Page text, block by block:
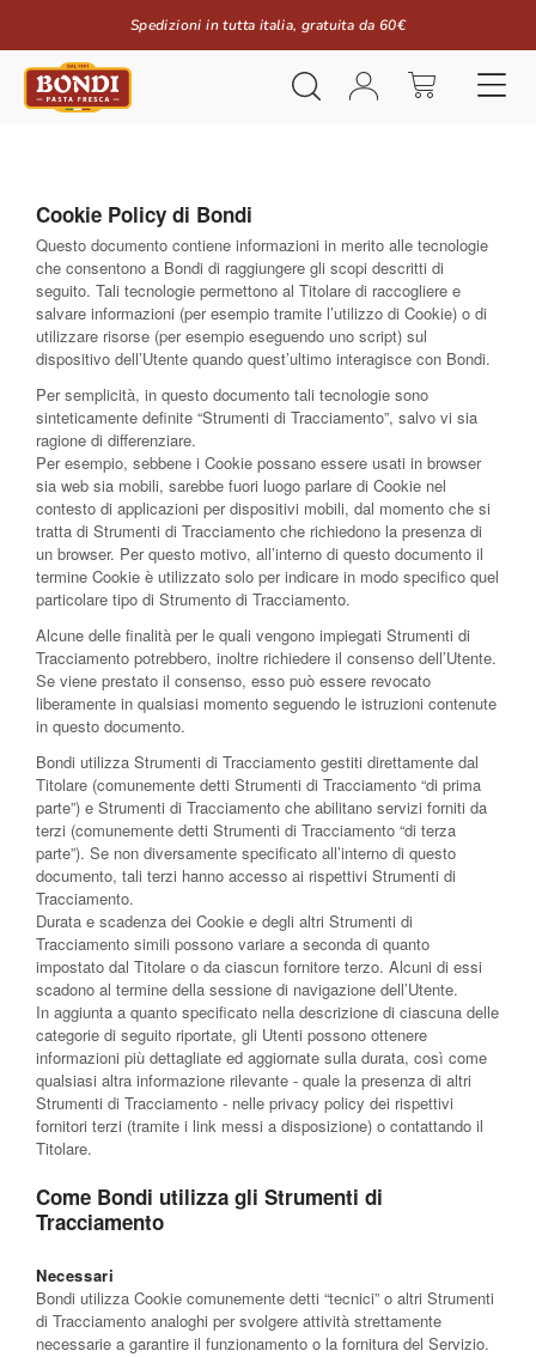
Spedizioni in tutta italia, gratuita da 60€
Cookie Policy di Bondi
Questo documento contiene informazioni in merito alle tecnologie
che consentono a Bondi di raggiungere gli scopi descritti di
seguito. Tali tecnologie permettono al Titolare di raccogliere e
salvare informazioni (per esempio tramite l’utilizzo di Cookie) o di
utilizzare risorse (per esempio eseguendo uno script) sul
dispositivo dell’Utente quando quest’ultimo interagisce con Bondi.
Per semplicità, in questo documento tali tecnologie sono
sinteticamente definite “Strumenti di Tracciamento”, salvo vi sia
ragione di differenziare.
Per esempio, sebbene i Cookie possano essere usati in browser
sia web sia mobili, sarebbe fuori luogo parlare di Cookie nel
contesto di applicazioni per dispositivi mobili, dal momento che si
tratta di Strumenti di Tracciamento che richiedono la presenza di
un browser. Per questo motivo, all’interno di questo documento il
termine Cookie è utilizzato solo per indicare in modo specifico quel
particolare tipo di Strumento di Tracciamento.
Alcune delle finalità per le quali vengono impiegati Strumenti di
Tracciamento potrebbero, inoltre richiedere il consenso dell’Utente.
Se viene prestato il consenso, esso può essere revocato
liberamente in qualsiasi momento seguendo le istruzioni contenute
in questo documento.
Bondi utilizza Strumenti di Tracciamento gestiti direttamente dal
Titolare (comunemente detti Strumenti di Tracciamento “di prima
parte”) e Strumenti di Tracciamento che abilitano servizi forniti da
terzi (comunemente detti Strumenti di Tracciamento “di terza
parte”). Se non diversamente specificato all’interno di questo
documento, tali terzi hanno accesso ai rispettivi Strumenti di
Tracciamento.
Durata e scadenza dei Cookie e degli altri Strumenti di
Tracciamento simili possono variare a seconda di quanto
impostato dal Titolare o da ciascun fornitore terzo. Alcuni di essi
scadono al termine della sessione di navigazione dell’Utente.
In aggiunta a quanto specificato nella descrizione di ciascuna delle
categorie di seguito riportate, gli Utenti possono ottenere
informazioni più dettagliate ed aggiornate sulla durata, così come
qualsiasi altra informazione rilevante - quale la presenza di altri
Strumenti di Tracciamento - nelle privacy policy dei rispettivi
fornitori terzi (tramite i link messi a disposizione) o contattando il
Titolare.
Come Bondi utilizza gli Strumenti di
Tracciamento
Necessari
Bondi utilizza Cookie comunemente detti “tecnici” o altri Strumenti
di Tracciamento analoghi per svolgere attività strettamente
necessarie a garantire il funzionamento o la fornitura del Servizio.